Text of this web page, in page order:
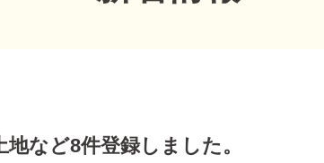
など8件登録しました。